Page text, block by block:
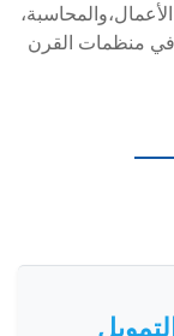
في منظمات القرن